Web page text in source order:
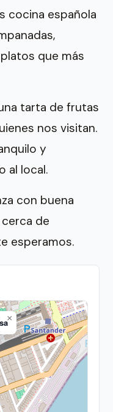
cocina española
que más
tarta de frutas
nos visitan.
y
al local.
con buena
de
esperamos.
×